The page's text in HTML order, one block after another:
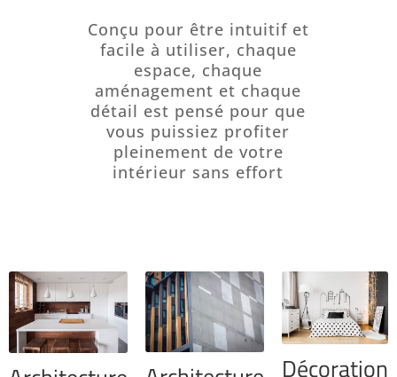
Conçu pour être intuitif et
facile à utiliser, chaque
espace, chaque
aménagement et chaque
détail est pensé pour que
vous puissiez profiter
pleinement de votre
intérieur sans effort
Décoration